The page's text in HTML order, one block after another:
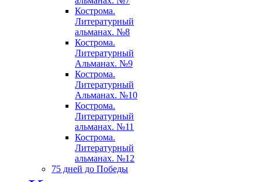
Кострома.
Литературный
альманах. №8
Кострома.
Литературный
Альманах. №9
Кострома.
Литературный
Альманах. №10
Кострома.
Литературный
альманах. №11
Кострома.
Литературный
альманах. №12
75 дней до Победы